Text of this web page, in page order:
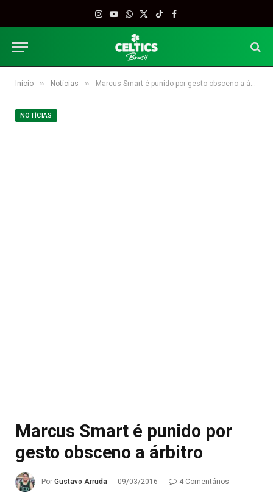
Instagram
YouTube
WhatsApp
X
TikTokFacebook
Início » Notícias » Marcus Smart é punido por gesto obsceno a árbitro
NOTÍCIAS
Marcus Smart é punido por
gesto obsceno a árbitro
Por Gustavo Arruda 09/03/2016
4 Comentários